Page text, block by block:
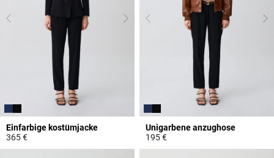
Einfarbige kostümjacke
365 €
3,7 out of 5 Customer Rating
Unigarbene anzughose
195 €
5 out of 5 Customer Rating